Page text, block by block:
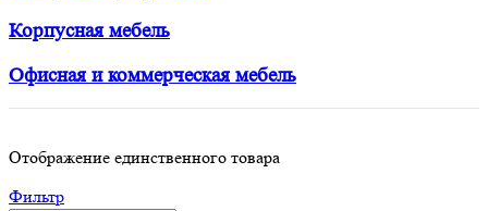
Корпусная мебель
Офисная и коммерческая мебель
Отображение единственного товара
Фильтр